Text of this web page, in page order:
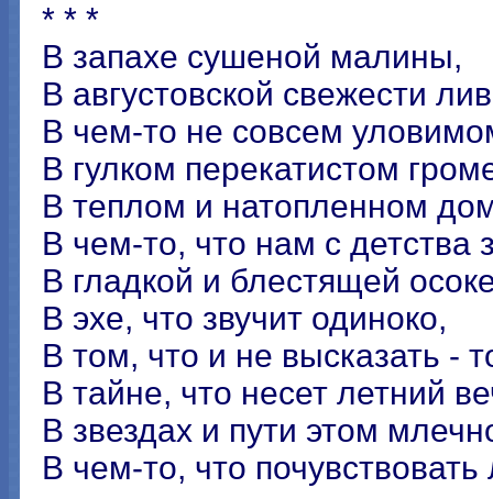
* * *
В запахе сушеной малины,
В августовской свежести
В чем-то не совсем
В гулком перекатистом
В теплом и натопленном
В чем-то, что нам с детства
В гладкой и блестящей
В эхе, что звучит одиноко,
В том, что и не высказать -
В тайне, что несет летний
В звездах и пути этом
В чем-то, что почувствовать